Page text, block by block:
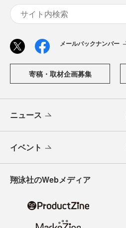
メールバックナンバー
寄稿・取材企画募集
ニュース
イベント
翔泳社のWebメディア